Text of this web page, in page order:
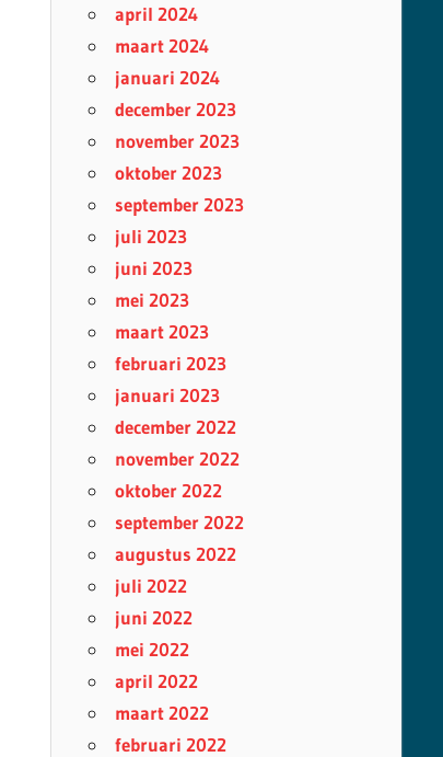
april 2024
maart 2024
januari 2024
december 2023
november 2023
oktober 2023
september 2023
juli 2023
juni 2023
mei 2023
maart 2023
februari 2023
januari 2023
december 2022
november 2022
oktober 2022
september 2022
augustus 2022
juli 2022
juni 2022
mei 2022
april 2022
maart 2022
februari 2022